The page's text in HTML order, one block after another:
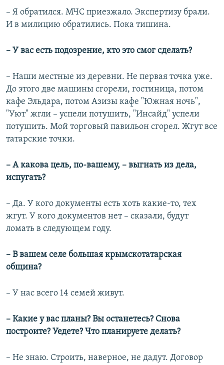
– Я обратился. МЧС приезжало. Экспертизу брали.
И в милицию обратились. Пока тишина.
– У вас есть подозрение, кто это смог сделать?
– Наши местные из деревни. Не первая точка уже.
До этого две машины сгорели, гостиница, потом
кафе Эльдара, потом Азизы кафе "Южная ночь",
"Уют" жгли – успели потушить, "Инсайд" успели
потушить. Мой торговый павильон сгорел. Жгут все
татарские точки.
– А какова цель, по-вашему, – выгнать из дела,
испугать?
– Да. У кого документы есть хоть какие-то, тех
жгут. У кого документов нет – сказали, будут
ломать в следующем году.
– В вашем селе большая крымскотатарская
община?
– У нас всего 14 семей живут.
– Какие у вас планы? Вы останетесь? Снова
построите? Уедете? Что планируете делать?
– Не знаю. Строить, наверное, не дадут. Договор